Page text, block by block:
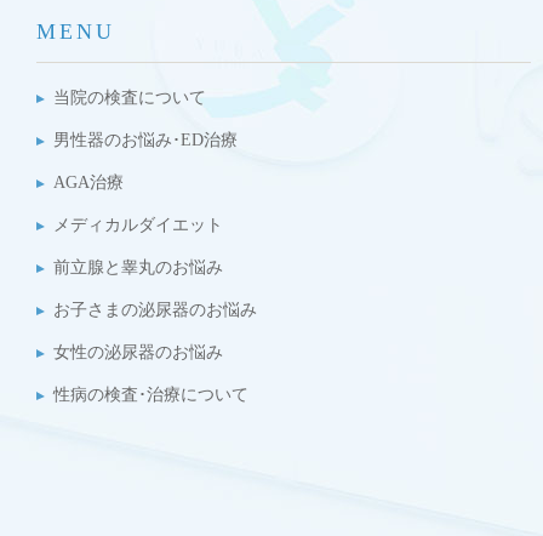
MENU
当院の検査について
男性器のお悩み･ED治療
AGA治療
メディカルダイエット
前立腺と睾丸のお悩み
お子さまの泌尿器のお悩み
女性の泌尿器のお悩み
性病の検査･治療について